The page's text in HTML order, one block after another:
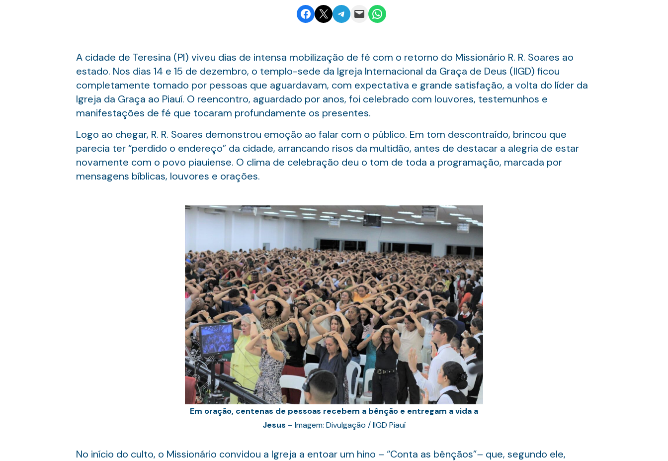
Share on Facebook
Email this PageShare on Telegram
Email this PageShare on WhatsApp
A cidade de Teresina (PI) viveu dias de intensa mobilização de fé com o retorno do Missionário R. R. Soares ao
estado. Nos dias 14 e 15 de dezembro, o templo-sede da Igreja Internacional da Graça de Deus (IIGD) ficou
completamente tomado por pessoas que aguardavam, com expectativa e grande satisfação, a volta do líder da
Igreja da Graça ao Piauí. O reencontro, aguardado por anos, foi celebrado com louvores, testemunhos e
manifestações de fé que tocaram profundamente os presentes.
Logo ao chegar, R. R. Soares demonstrou emoção ao falar com o público. Em tom descontraído, brincou que
parecia ter “perdido o endereço” da cidade, arrancando risos da multidão, antes de destacar a alegria de estar
novamente com o povo piauiense. O clima de celebração deu o tom de toda a programação, marcada por
mensagens bíblicas, louvores e orações.
Em oração, centenas de pessoas recebem a bênção e entregam a vida a
Jesus – Imagem: Divulgação / IIGD Piauí
No início do culto, o Missionário convidou a Igreja a entoar um hino – “Conta as bênçãos”– que, segundo ele,